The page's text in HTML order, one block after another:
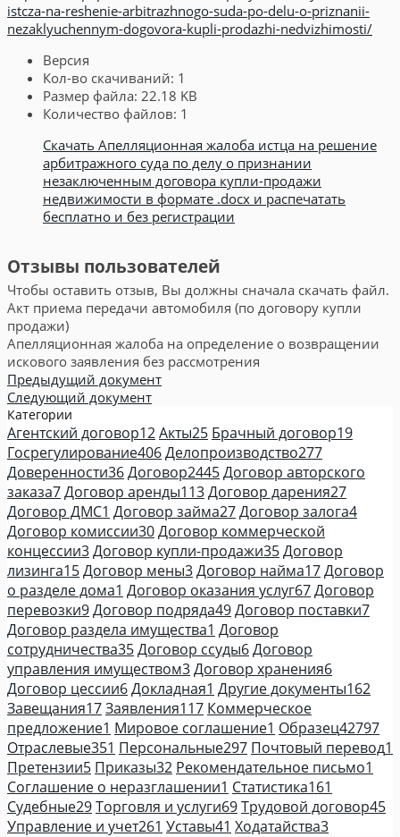
istcza-na-reshenie-arbitrazhnogo-suda-po-delu-o-priznanii-
nezaklyuchennym-dogovora-kupli-prodazhi-nedvizhimosti/
Версия
Кол-во скачиваний: 1
Размер файла: 22.18 KB
Количество файлов: 1
Скачать Апелляционная жалоба истца на решение
арбитражного суда по делу о признании
незаключенным договора купли-продажи
недвижимости в формате .docx и распечатать
бесплатно и без регистрации
Отзывы пользователей
Чтобы оставить отзыв, Вы должны сначала скачать файл.
Акт приема передачи автомобиля (по договору купли
продажи)
Апелляционная жалоба на определение о возвращении
искового заявления без рассмотрения
Предыдущий документ
Следующий документ
Категории
Агентский договор12Акты25 Брачный договор19
Госрегулирование406Делопроизводство277
Доверенности36Договор2445Договор авторского
заказа7Договор аренды113Договор дарения27
Договор ДМС1 Договор займа27Договор залога4
Договор комиссии30Договор коммерческой
концессии3Договор купли-продажи35Договор
лизинга15Договор мены3Договор найма17Договор
о разделе дома1 Договор оказания услуг67Договор
перевозки9Договор подряда49Договор поставки7
Договор раздела имущества1 Договор
сотрудничества35Договор ссуды6Договор
управления имуществом3Договор хранения6
Договор цессии6Докладная1 Другие документы162
Завещания17Заявления117 Коммерческое
предложение1 Мировое соглашение1 Образец42797
Отраслевые351 Персональные297 Почтовый перевод1
Претензии5 Приказы32 Рекомендательное письмо1
Соглашение о неразглашении1 Статистика161
Судебные29Торговля и услуги69Трудовой договор45
Управление и учет261 Уставы41 Ходатайства3